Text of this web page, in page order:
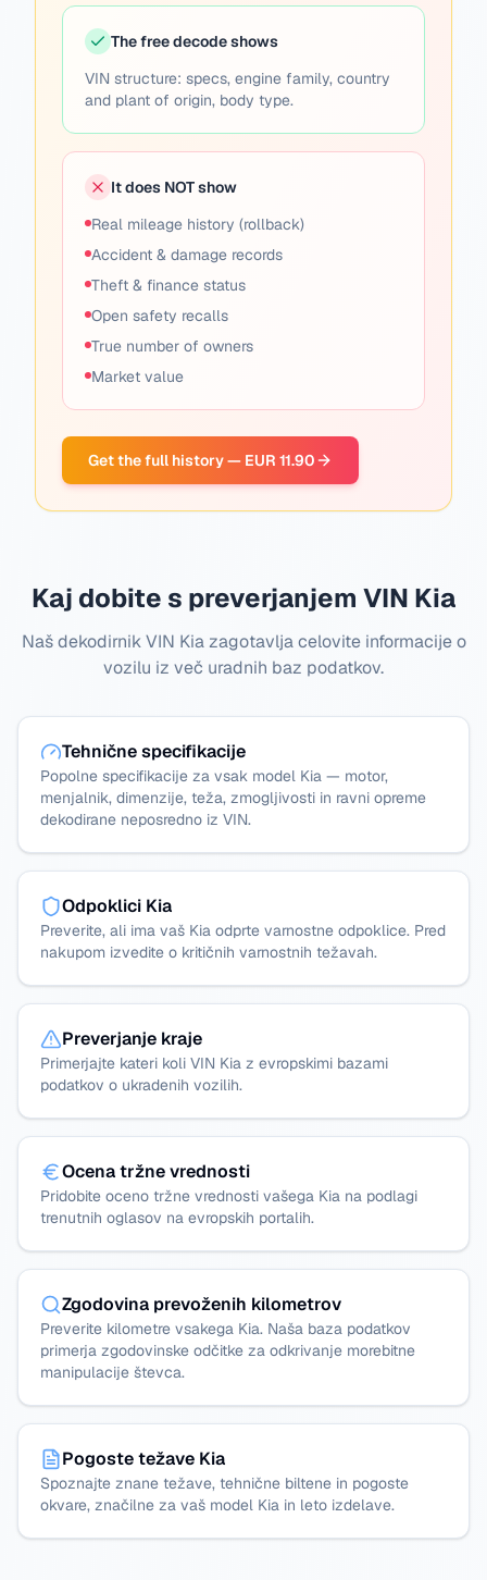
The free decode shows
VIN structure: specs, engine family, country
and plant of origin, body type.
It does NOT show
Real mileage history (rollback)
Accident & damage records
Theft & finance status
Open safety recalls
True number of owners
Market value
Get the full history — EUR 11.90
Kaj dobite s preverjanjem VIN Kia
Naš dekodirnik VIN Kia zagotavlja celovite informacije o
vozilu iz več uradnih baz podatkov.
Tehnične specifikacije
Popolne specifikacije za vsak model Kia — motor,
menjalnik, dimenzije, teža, zmogljivosti in ravni opreme
dekodirane neposredno iz VIN.
Odpoklici Kia
Preverite, ali ima vaš Kia odprte varnostne odpoklice. Pred
nakupom izvedite o kritičnih varnostnih težavah.
Preverjanje kraje
Primerjajte kateri koli VIN Kia z evropskimi bazami
podatkov o ukradenih vozilih.
Ocena tržne vrednosti
Pridobite oceno tržne vrednosti vašega Kia na podlagi
trenutnih oglasov na evropskih portalih.
Zgodovina prevoženih kilometrov
Preverite kilometre vsakega Kia. Naša baza podatkov
primerja zgodovinske odčitke za odkrivanje morebitne
manipulacije števca.
Pogoste težave Kia
Spoznajte znane težave, tehnične biltene in pogoste
okvare, značilne za vaš model Kia in leto izdelave.